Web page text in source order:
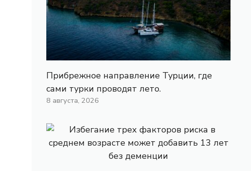
Прибрежное направление Турции, где
сами турки проводят лето.
8 августа, 2026